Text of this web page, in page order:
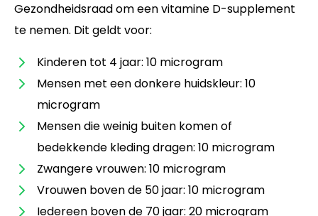
Gezondheidsraad om een vitamine D-supplement
te nemen. Dit geldt voor:
Kinderen tot 4 jaar: 10 microgram
Mensen met een donkere huidskleur: 10
microgram
Mensen die weinig buiten komen of
bedekkende kleding dragen: 10 microgram
Zwangere vrouwen: 10 microgram
Vrouwen boven de 50 jaar: 10 microgram
Iedereen boven de 70 jaar: 20 microgram